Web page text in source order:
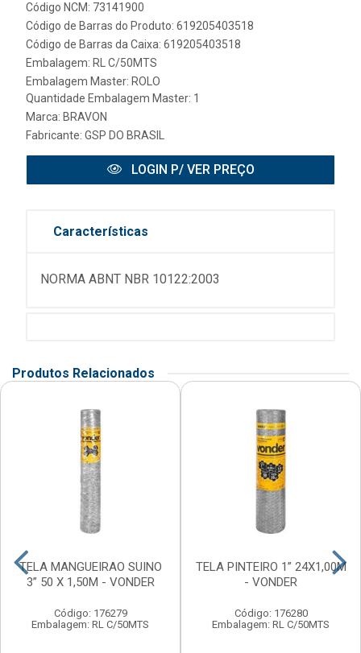
Código NCM: 73141900
Código de Barras do Produto: 619205403518
Código de Barras da Caixa: 619205403518
Embalagem: RL C/50MTS
Embalagem Master: ROLO
Quantidade Embalagem Master: 1
Marca: BRAVON
Fabricante: GSP DO BRASIL
LOGIN P/ VER PREÇO
Características
NORMA ABNT NBR 10122:2003
Produtos Relacionados
TELA MANGUEIRAO SUINO
3” 50 X 1,50M - VONDER
Código: 176279
Embalagem: RL C/50MTS
TELA PINTEIRO 1” 24X1,00M
- VONDER
Código: 176280
Embalagem: RL C/50MTS